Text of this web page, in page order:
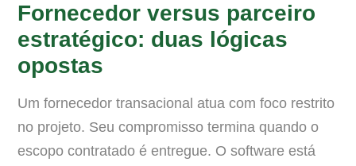
Fornecedor versus parceiro
estratégico: duas lógicas
opostas
Um fornecedor transacional atua com foco restrito
no projeto. Seu compromisso termina quando o
escopo contratado é entregue. O software está